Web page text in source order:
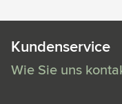
Kundenservice
Wie Sie uns